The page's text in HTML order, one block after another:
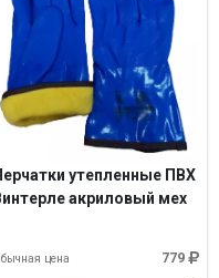
утепленные ПВХ
акриловый мех
779
цена